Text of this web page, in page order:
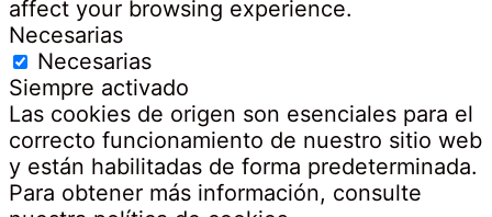
affect your browsing experience.
Necesarias
Necesarias
Siempre activado
Las cookies de origen son esenciales para el
correcto funcionamiento de nuestro sitio web
y están habilitadas de forma predeterminada.
Para obtener más información, consulte